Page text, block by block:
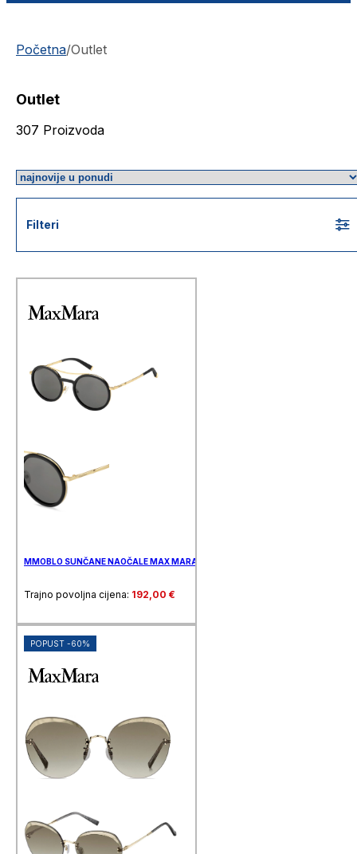
Početna/Outlet
Outlet
307 Proizvoda
Filteri
MMOBLO SUNČANE NAOČALE MAX MARA
Trajno povoljna cijena: 192,00 €
POPUST -60%